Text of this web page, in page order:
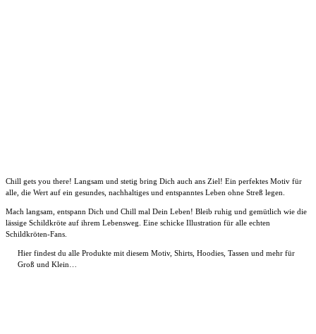
Chill gets you there! Langsam und stetig bring Dich auch ans Ziel! Ein perfektes Motiv für
alle, die Wert auf ein gesundes, nachhaltiges und entspanntes Leben ohne Streß legen.
Mach langsam, entspann Dich und Chill mal Dein Leben! Bleib ruhig und gemütlich wie die
lässige Schildkröte auf ihrem Lebensweg. Eine schicke Illustration für alle echten
Schildkröten-Fans.
Hier findest du alle Produkte mit diesem Motiv, Shirts, Hoodies, Tassen und mehr für
Groß und Klein…